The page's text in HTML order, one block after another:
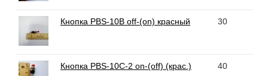
Кнопка PBS-10B off-(on) красный 30
Кнопка PBS-10C-2 on-(off) (крас.) 40